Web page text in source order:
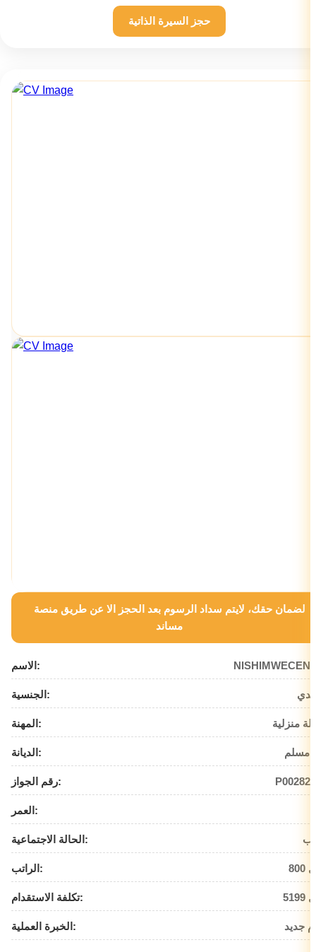
حجز السيرة الذاتية
لضمان حقك، لايتم سداد الرسوم بعد الحجز الا عن طريق منصة
مساند
الاسم:
الجنسية:
المهنة: منزلية
الديانة: مسلم
رقم الجواز:
العمر:
الحالة الاجتماعية:
الراتب:
تكلفة الاستقدام:
الخبرة العملية: جديد